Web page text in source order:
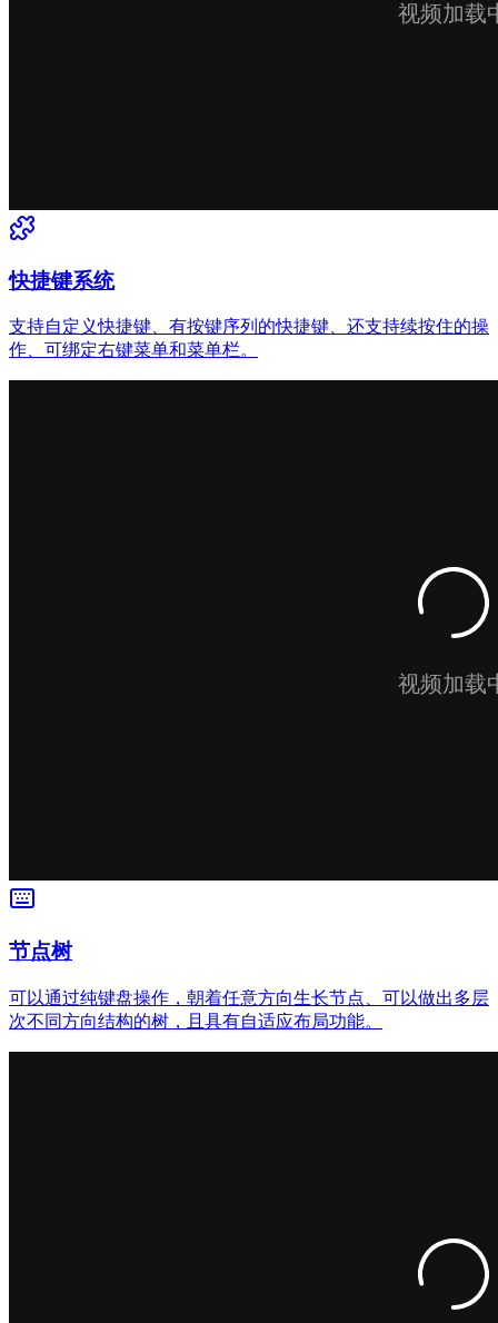
快捷键系统
支持自定义快捷键、有按键序列的快捷键、还支持续按住的操
作、可绑定右键菜单和菜单栏。
节点树
可以通过纯键盘操作，朝着任意方向生长节点、可以做出多层
次不同方向结构的树，且具有自适应布局功能。